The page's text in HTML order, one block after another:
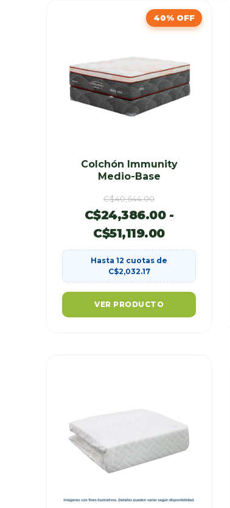
40% OFF
Colchón Immunity
Medio-Base
C$40,644.00
C$24,386.00 -
C$51,119.00
Hasta 12 cuotas de
C$2,032.17
VER PRODUCTO